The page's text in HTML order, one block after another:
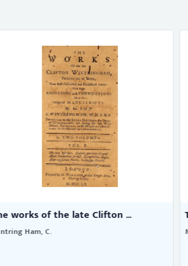
The works of the right honoura ...
Montagu, Mary Wortley